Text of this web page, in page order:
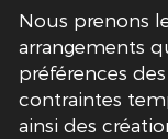
Nous prenons
arrangements
préférences
contraintes
ainsi des